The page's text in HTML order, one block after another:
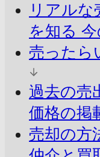
リアルな
を知る
売ったら
過去の売
価格の掲
売却の方